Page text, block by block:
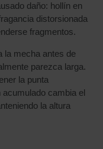
daño: hollín en
distorsionada
fragmentos.
la mecha antes de
parezca larga.
la punta
cambia el
la altura